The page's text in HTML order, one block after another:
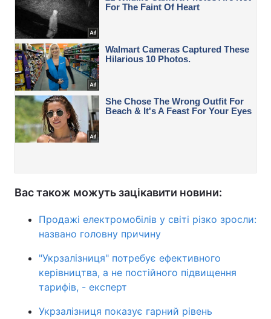
Вас також можуть зацікавити новини:
Продажі електромобілів у світі різко зросли:
названо головну причину
"Укрзалізниця" потребує ефективного
керівництва, а не постійного підвищення
тарифів, - експерт
Укрзалізниця показує гарний рівень